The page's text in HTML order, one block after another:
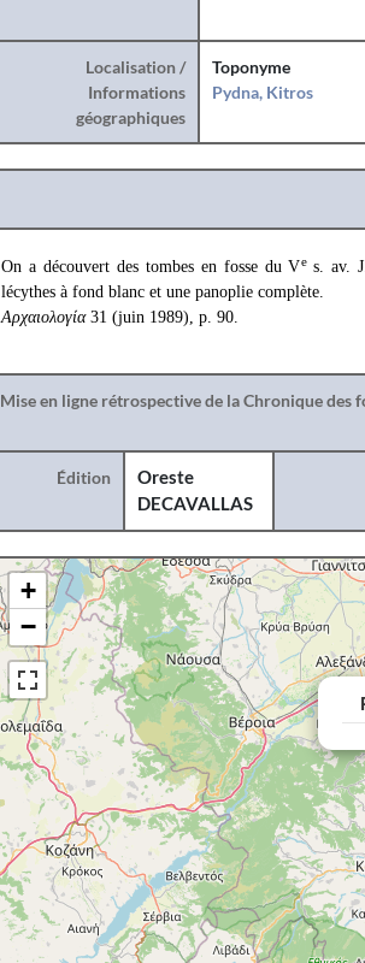
Localisation /
Informations
géographiques
Toponyme
Pydna, Kitros
On a découvert des tombes en fosse du Ves. av.
lécythes à fond blanc et une panoplie complète.
Αρχαιολογία 31 (juin 1989), p. 90.
Mise en ligne rétrospective de la Chronique
Édition
Oreste
DECAVALLAS
+
−